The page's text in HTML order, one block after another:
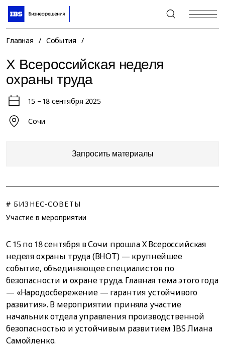
+7 (495) 967-80-80
Главная / События /
X Всероссийская неделя
охраны труда
15 – 18 сентября 2025
Сочи
Запросить материалы
# БИЗНЕС-СОВЕТЫ
Участие в мероприятии
С 15 по 18 сентября в Сочи прошла X Всероссийская
неделя охраны труда (ВНОТ) — крупнейшее
событие, объединяющее специалистов по
безопасности и охране труда. Главная тема этого года
— «Народосбережение — гарантия устойчивого
развития». В мероприятии приняла участие
начальник отдела управления производственной
безопасностью и устойчивым развитием IBS Лиана
Самойленко.